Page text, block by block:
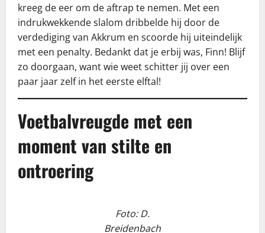
kreeg de eer om de aftrap te nemen. Met een
indrukwekkende slalom dribbelde hij door de
verdediging van Akkrum en scoorde hij uiteindelijk
met een penalty. Bedankt dat je erbij was, Finn! Blijf
zo doorgaan, want wie weet schitter jij over een
paar jaar zelf in het eerste elftal!
Voetbalvreugde met een
moment van stilte en
ontroering
Foto: D.
Breidenbach